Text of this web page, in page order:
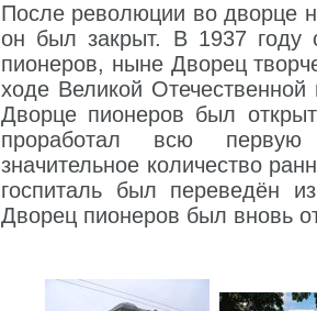
После революции во дворце
он был закрыт. В 1937 году
пионеров, ныне Дворец
ходе Великой
Дворце пионеров был
проработал всю
значительное количество
госпиталь был переведён
Дворец пионеров был вновь